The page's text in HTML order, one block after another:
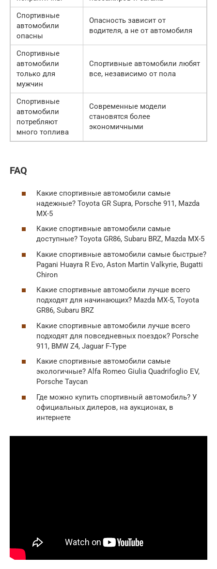
Спортивные
автомобили
опасны
Опасность зависит от
водителя, а не от автомобиля
Спортивные
автомобили
только для
мужчин
Спортивные автомобили любят
все, независимо от пола
Спортивные
автомобили
потребляют
много топлива
Современные модели
становятся более
экономичными
FAQ
Какие спортивные автомобили самые
надежные? Toyota GR Supra, Porsche 911, Mazda
MX-5
Какие спортивные автомобили самые
доступные? Toyota GR86, Subaru BRZ, Mazda MX-5
Какие спортивные автомобили самые быстрые?
Pagani Huayra R Evo, Aston Martin Valkyrie, Bugatti
Chiron
Какие спортивные автомобили лучше всего
подходят для начинающих? Mazda MX-5, Toyota
GR86, Subaru BRZ
Какие спортивные автомобили лучше всего
подходят для повседневных поездок? Porsche
911, BMW Z4, Jaguar F-Type
Какие спортивные автомобили самые
экологичные? Alfa Romeo Giulia Quadrifoglio EV,
Porsche Taycan
Где можно купить спортивный автомобиль? У
официальных дилеров, на аукционах, в
интернете